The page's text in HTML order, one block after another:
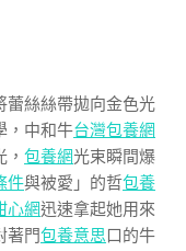
蕾絲絲帶拋向金色光
，中和牛台灣包養網
， 包養網光束瞬間爆
件與被愛」的哲包養
心網迅速拿起她用來
著門包養意思口的牛